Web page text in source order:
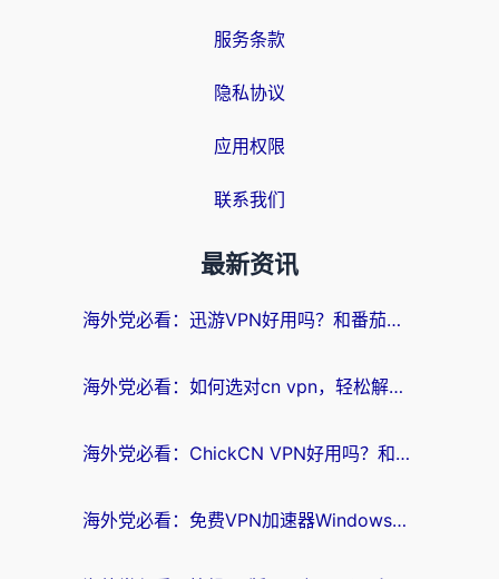
服务条款
隐私协议
应用权限
联系我们
最新资讯
海外党必看：迅游VPN好用吗？和番茄加速器VPN对比哪个回国效果更好？
海外党必看：如何选对cn vpn，轻松解锁国内影音游戏？
海外党必看：ChickCN VPN好用吗？和星河VPN对比哪个回国效果更好？附真实体验+避坑指南
海外党必看：免费VPN加速器Windows版怎么选？附真实测评与无缝访问国内资源指南